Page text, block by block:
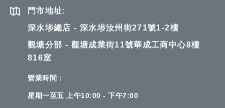
門市地址:
深水埗總店 - 深水埗汝州街271號1-2樓
觀塘分部 - 觀塘成業街11號華成工商中心8樓
816室
營業時間：
星期一至五 上午10:00 - 下午7:00